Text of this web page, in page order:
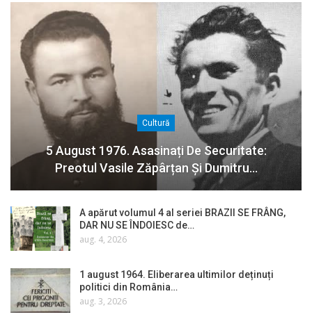
Cultură
5 August 1976. Asasinați De Securitate:
Preotul Vasile Zăpârțan Și Dumitru…
A apărut volumul 4 al seriei BRAZII SE FRÂNG,
DAR NU SE ÎNDOIESC de…
aug. 4, 2026
1 august 1964. Eliberarea ultimilor deținuți
politici din România…
aug. 3, 2026